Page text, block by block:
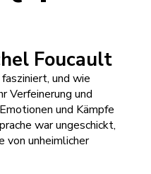
Foucault
und wie
Verfeinerung und
und Kämpfe
war ungeschickt,
von unheimlicher